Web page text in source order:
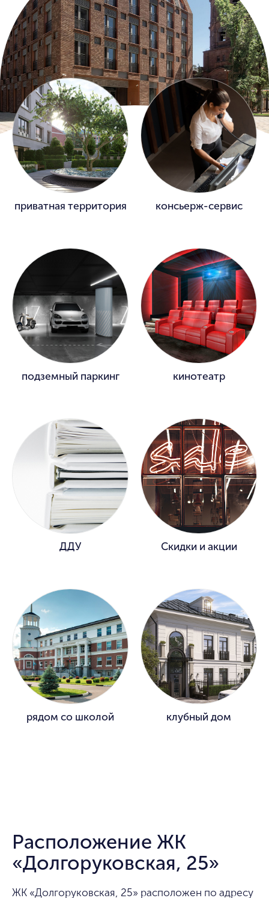
приватная территория консьерж-сервис
подземный паркинг кинотеатр
ДДУ Скидки и акции
рядом со школой клубный дом
Расположение ЖК
«Долгоруковская, 25»
ЖК «Долгоруковская, 25» расположен по адресу